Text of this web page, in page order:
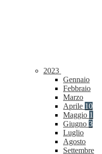
2023
Gennaio
Febbraio
Marzo
Aprile 10
Maggio 1
Giugno 3
Luglio
Agosto
Settembre